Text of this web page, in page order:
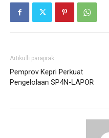
Artikulli paraprak
Pemprov Kepri Perkuat
Pengelolaan SP4N-LAPOR